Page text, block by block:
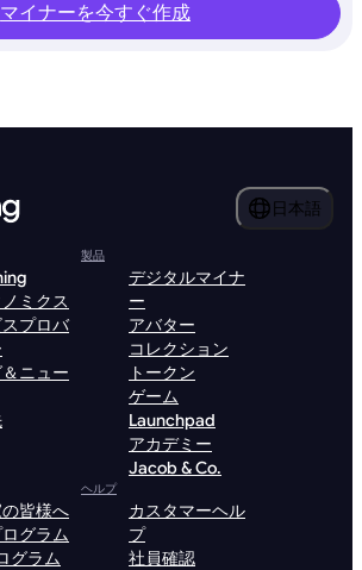
マイナーを今すぐ作成
日本語
ノミクス
プロバ
ニュー
製品
デジタルマイナ
ー
アバター
コレクション
トークン
ゲーム
Launchpad
アカデミー
Jacob & Co.
皆様へ
グラム
グラム
ヘルプ
カスタマーヘル
プ
社員確認